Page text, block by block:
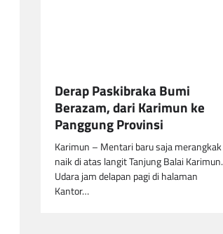
Derap Paskibraka Bumi
Berazam, dari Karimun ke
Panggung Provinsi
Karimun – Mentari baru saja merangkak
naik di atas langit Tanjung Balai Karimun.
Udara jam delapan pagi di halaman
Kantor…